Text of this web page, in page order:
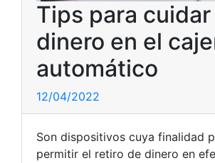
Tips para cuidar
dinero en el
automático
12/04/2022
Son dispositivos cuya finalidad
permitir el retiro de dinero en